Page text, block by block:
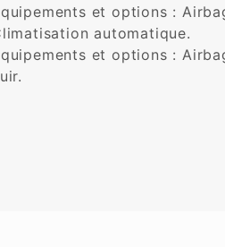
et options :
automatique.
et options :